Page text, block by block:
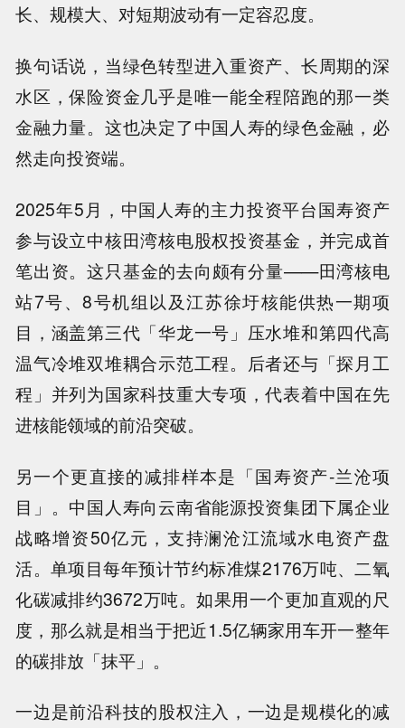
长、规模大、对短期波动有一定容忍度。
换句话说，当绿色转型进入重资产、长周期的深
水区，保险资金几乎是唯一能全程陪跑的那一类
金融力量。这也决定了中国人寿的绿色金融，必
然走向投资端。
2025年5月，中国人寿的主力投资平台国寿资产
参与设立中核田湾核电股权投资基金，并完成首
笔出资。这只基金的去向颇有分量——田湾核电
站7号、8号机组以及江苏徐圩核能供热一期项
目，涵盖第三代「华龙一号」压水堆和第四代高
温气冷堆双堆耦合示范工程。后者还与「探月工
程」并列为国家科技重大专项，代表着中国在先
进核能领域的前沿突破。
另一个更直接的减排样本是「国寿资产-兰沧项
目」。中国人寿向云南省能源投资集团下属企业
战略增资50亿元，支持澜沧江流域水电资产盘
活。单项目每年预计节约标准煤2176万吨、二氧
化碳减排约3672万吨。如果用一个更加直观的尺
度，那么就是相当于把近1.5亿辆家用车开一整年
的碳排放「抹平」。
一边是前沿科技的股权注入，一边是规模化的减